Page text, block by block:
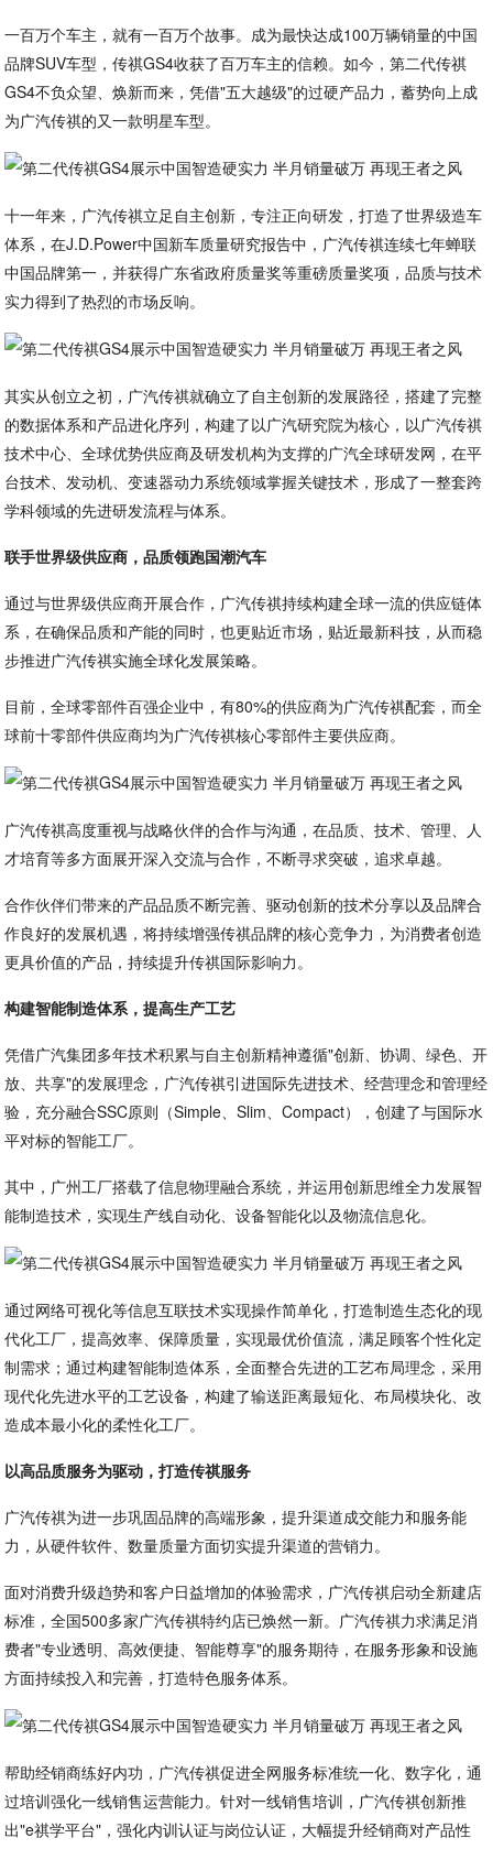
一百万个车主，就有一百万个故事。成为最快达成100万辆销量的中国
品牌SUV车型，传祺GS4收获了百万车主的信赖。如今，第二代传祺
GS4不负众望、焕新而来，凭借"五大越级"的过硬产品力，蓄势向上成
为广汽传祺的又一款明星车型。
十一年来，广汽传祺立足自主创新，专注正向研发，打造了世界级造车
体系，在J.D.Power中国新车质量研究报告中，广汽传祺连续七年蝉联
中国品牌第一，并获得广东省政府质量奖等重磅质量奖项，品质与技术
实力得到了热烈的市场反响。
其实从创立之初，广汽传祺就确立了自主创新的发展路径，搭建了完整
的数据体系和产品进化序列，构建了以广汽研究院为核心，以广汽传祺
技术中心、全球优势供应商及研发机构为支撑的广汽全球研发网，在平
台技术、发动机、变速器动力系统领域掌握关键技术，形成了一整套跨
学科领域的先进研发流程与体系。
联手世界级供应商，品质领跑国潮汽车
通过与世界级供应商开展合作，广汽传祺持续构建全球一流的供应链体
系，在确保品质和产能的同时，也更贴近市场，贴近最新科技，从而稳
步推进广汽传祺实施全球化发展策略。
目前，全球零部件百强企业中，有80%的供应商为广汽传祺配套，而全
球前十零部件供应商均为广汽传祺核心零部件主要供应商。
广汽传祺高度重视与战略伙伴的合作与沟通，在品质、技术、管理、人
才培育等多方面展开深入交流与合作，不断寻求突破，追求卓越。
合作伙伴们带来的产品品质不断完善、驱动创新的技术分享以及品牌合
作良好的发展机遇，将持续增强传祺品牌的核心竞争力，为消费者创造
更具价值的产品，持续提升传祺国际影响力。
构建智能制造体系，提高生产工艺
凭借广汽集团多年技术积累与自主创新精神遵循"创新、协调、绿色、开
放、共享"的发展理念，广汽传祺引进国际先进技术、经营理念和管理经
验，充分融合SSC原则（Simple、Slim、Compact），创建了与国际水
平对标的智能工厂。
其中，广州工厂搭载了信息物理融合系统，并运用创新思维全力发展智
能制造技术，实现生产线自动化、设备智能化以及物流信息化。
通过网络可视化等信息互联技术实现操作简单化，打造制造生态化的现
代化工厂，提高效率、保障质量，实现最优价值流，满足顾客个性化定
制需求；通过构建智能制造体系，全面整合先进的工艺布局理念，采用
现代化先进水平的工艺设备，构建了输送距离最短化、布局模块化、改
造成本最小化的柔性化工厂。
以高品质服务为驱动，打造传祺服务
广汽传祺为进一步巩固品牌的高端形象，提升渠道成交能力和服务能
力，从硬件软件、数量质量方面切实提升渠道的营销力。
面对消费升级趋势和客户日益增加的体验需求，广汽传祺启动全新建店
标准，全国500多家广汽传祺特约店已焕然一新。广汽传祺力求满足消
费者"专业透明、高效便捷、智能尊享"的服务期待，在服务形象和设施
方面持续投入和完善，打造特色服务体系。
帮助经销商练好内功，广汽传祺促进全网服务标准统一化、数字化，通
过培训强化一线销售运营能力。针对一线销售培训，广汽传祺创新推
出"e祺学平台"，强化内训认证与岗位认证，大幅提升经销商对产品性